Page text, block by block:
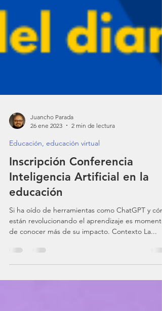
26 ene 2023
2 min de lectura
Educación, educación virtual
Inscripción Conferencia
Inteligencia Artificial en la
educación
Si ha oído de herramientas como ChatGPT y
de conocer más de su impacto. Contexto La...